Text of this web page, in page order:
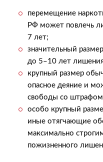
перемещение
РФ может повлечь
7 лет;
значительный
до 5–10 лет
крупный размер
опасное деяние и
свободы со
особо крупный
иные отягчающие
максимально
пожизненного